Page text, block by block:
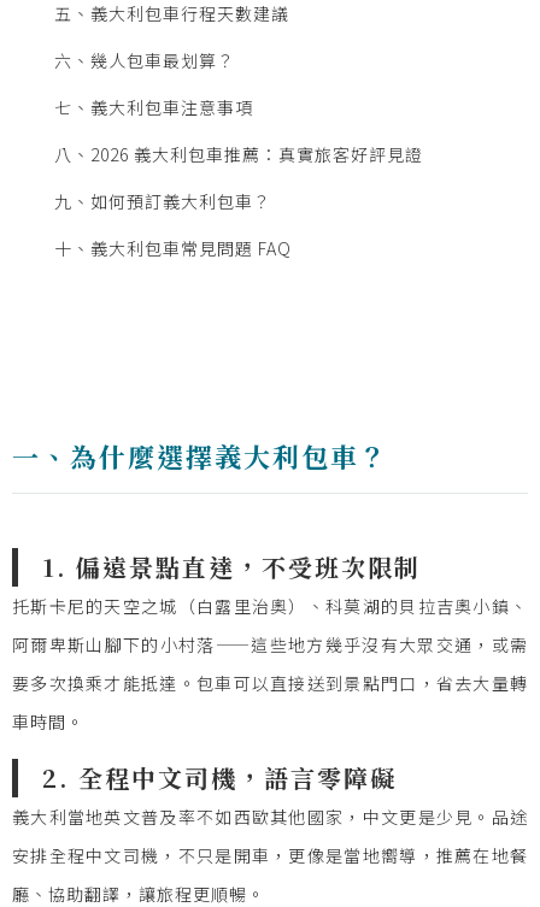
五、義大利包車行程天數建議
六、幾人包車最划算？
七、義大利包車注意事項
八、2026 義大利包車推薦：真實旅客好評見證
九、如何預訂義大利包車？
十、義大利包車常見問題 FAQ
一、為什麼選擇義大利包車？
1. 偏遠景點直達，不受班次限制
托斯卡尼的天空之城（白露里治奧）、科莫湖的貝拉吉奧小鎮、
阿爾卑斯山腳下的小村落——這些地方幾乎沒有大眾交通，或需
要多次換乘才能抵達。包車可以直接送到景點門口，省去大量轉
車時間。
2. 全程中文司機，語言零障礙
義大利當地英文普及率不如西歐其他國家，中文更是少見。品途
安排全程中文司機，不只是開車，更像是當地嚮導，推薦在地餐
廳、協助翻譯，讓旅程更順暢。